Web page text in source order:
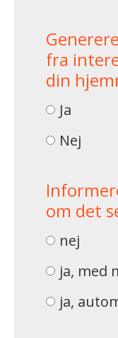
fra
din
Ja
Nej
om det
nej
ja, med
ja,